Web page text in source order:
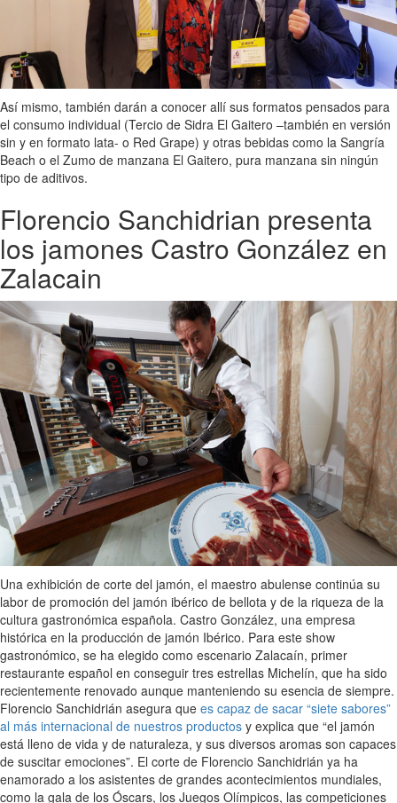
Así mismo, también darán a conocer allí sus formatos pensados para
el consumo individual (Tercio de Sidra El Gaitero –también en versión
sin y en formato lata- o Red Grape) y otras bebidas como la Sangría
Beach o el Zumo de manzana El Gaitero, pura manzana sin ningún
tipo de aditivos.
Florencio Sanchidrian presenta
los jamones Castro González en
Zalacain
Una exhibición de corte del jamón, el maestro abulense continúa su
labor de promoción del jamón ibérico de bellota y de la riqueza de la
cultura gastronómica española. Castro González, una empresa
histórica en la producción de jamón Ibérico. Para este show
gastronómico, se ha elegido como escenario Zalacaín, primer
restaurante español en conseguir tres estrellas Michelín, que ha sido
recientemente renovado aunque manteniendo su esencia de siempre.
Florencio Sanchidrián asegura que es capaz de sacar “siete sabores”
al más internacional de nuestros productos y explica que “el jamón
está lleno de vida y de naturaleza, y sus diversos aromas son capaces
de suscitar emociones”. El corte de Florencio Sanchidrián ya ha
enamorado a los asistentes de grandes acontecimientos mundiales,
como la gala de los Óscars, los Juegos Olímpicos, las competiciones